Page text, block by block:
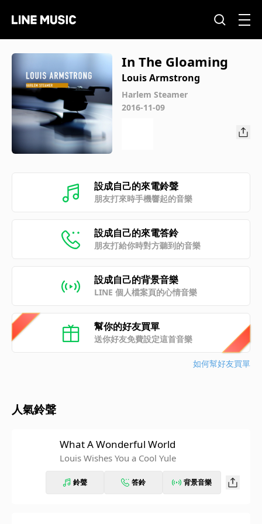
In The Gloaming
Louis Armstrong
Harlem Steamer
2016-11-09
設成自己的來電鈴聲
朋友打來時手機響起的音樂
設成自己的來電答鈴
朋友打給你時對方聽到的音樂
設成自己的背景音樂
LINE 個人檔案頁的心情音樂
幫你的好友買單
送你好友免費設定這首音樂
如何幫好友買單
人氣鈴聲
What A Wonderful World
Louis Wishes You a Cool Yule
鈴聲 答鈴 背景音樂